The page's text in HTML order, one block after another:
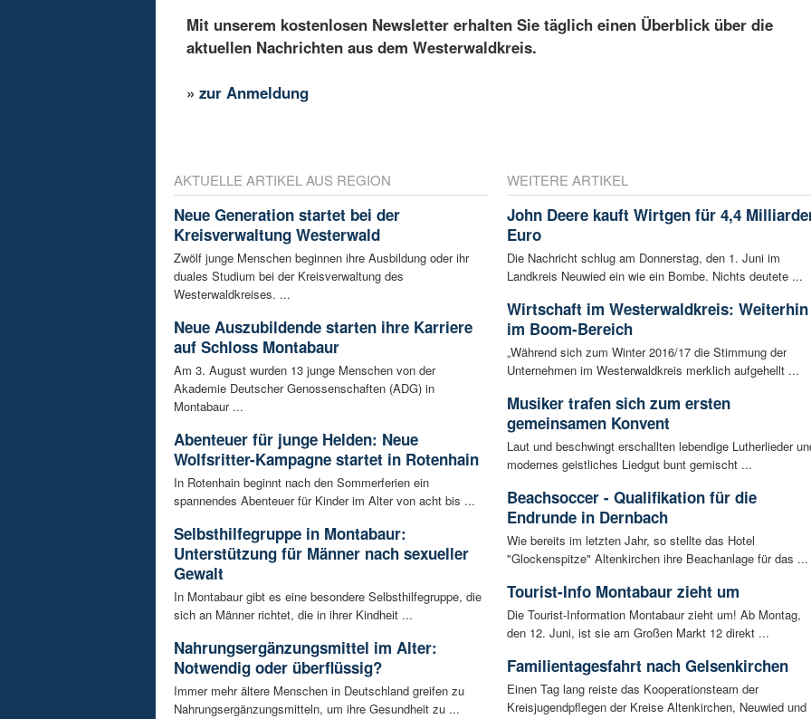
Mit unserem kostenlosen Newsletter erhalten Sie täglich einen Überblick über die
aktuellen Nachrichten aus dem Westerwaldkreis.
»zur Anmeldung
AKTUELLE ARTIKEL AUS REGION
Neue Generation startet bei der
Kreisverwaltung Westerwald
Zwölf junge Menschen beginnen ihre Ausbildung oder ihr
duales Studium bei der Kreisverwaltung des
Westerwaldkreises. ...
Neue Auszubildende starten ihre Karriere
auf Schloss Montabaur
Am 3. August wurden 13 junge Menschen von der
Akademie Deutscher Genossenschaften (ADG) in
Montabaur ...
Abenteuer für junge Helden: Neue
Wolfsritter-Kampagne startet in Rotenhain
In Rotenhain beginnt nach den Sommerferien ein
spannendes Abenteuer für Kinder im Alter von acht bis ...
Selbsthilfegruppe in Montabaur:
Unterstützung für Männer nach sexueller
Gewalt
In Montabaur gibt es eine besondere Selbsthilfegruppe, die
sich an Männer richtet, die in ihrer Kindheit ...
Nahrungsergänzungsmittel im Alter:
Notwendig oder überflüssig?
Immer mehr ältere Menschen in Deutschland greifen zu
Nahrungsergänzungsmitteln, um ihre Gesundheit zu ...
WEITERE ARTIKEL
John Deere kauft Wirtgen für 4,4
Euro
Die Nachricht schlug am Donnerstag, den 1. Juni im
Landkreis Neuwied ein wie ein Bombe. Nichts deutete ...
Wirtschaft im Westerwaldkreis: Weiterhin
im Boom-Bereich
„Während sich zum Winter 2016/17 die Stimmung der
Unternehmen im Westerwaldkreis merklich aufgehellt ...
Musiker trafen sich zum ersten
gemeinsamen Konvent
Laut und beschwingt erschallten lebendige Lutherlieder
modernes geistliches Liedgut bunt gemischt ...
Beachsoccer - Qualifikation für die
Endrunde in Dernbach
Wie bereits im letzten Jahr, so stellte das Hotel
"Glockenspitze" Altenkirchen ihre Beachanlage für das ...
Tourist-Info Montabaur zieht um
Die Tourist-Information Montabaur zieht um! Ab Montag,
den 12. Juni, ist sie am Großen Markt 12 direkt ...
Familientagesfahrt nach Gelsenkirchen
Einen Tag lang reiste das Kooperationsteam der
Kreisjugendpflegen der Kreise Altenkirchen, Neuwied und